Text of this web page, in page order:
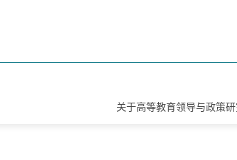
关于高等教育领导与政策